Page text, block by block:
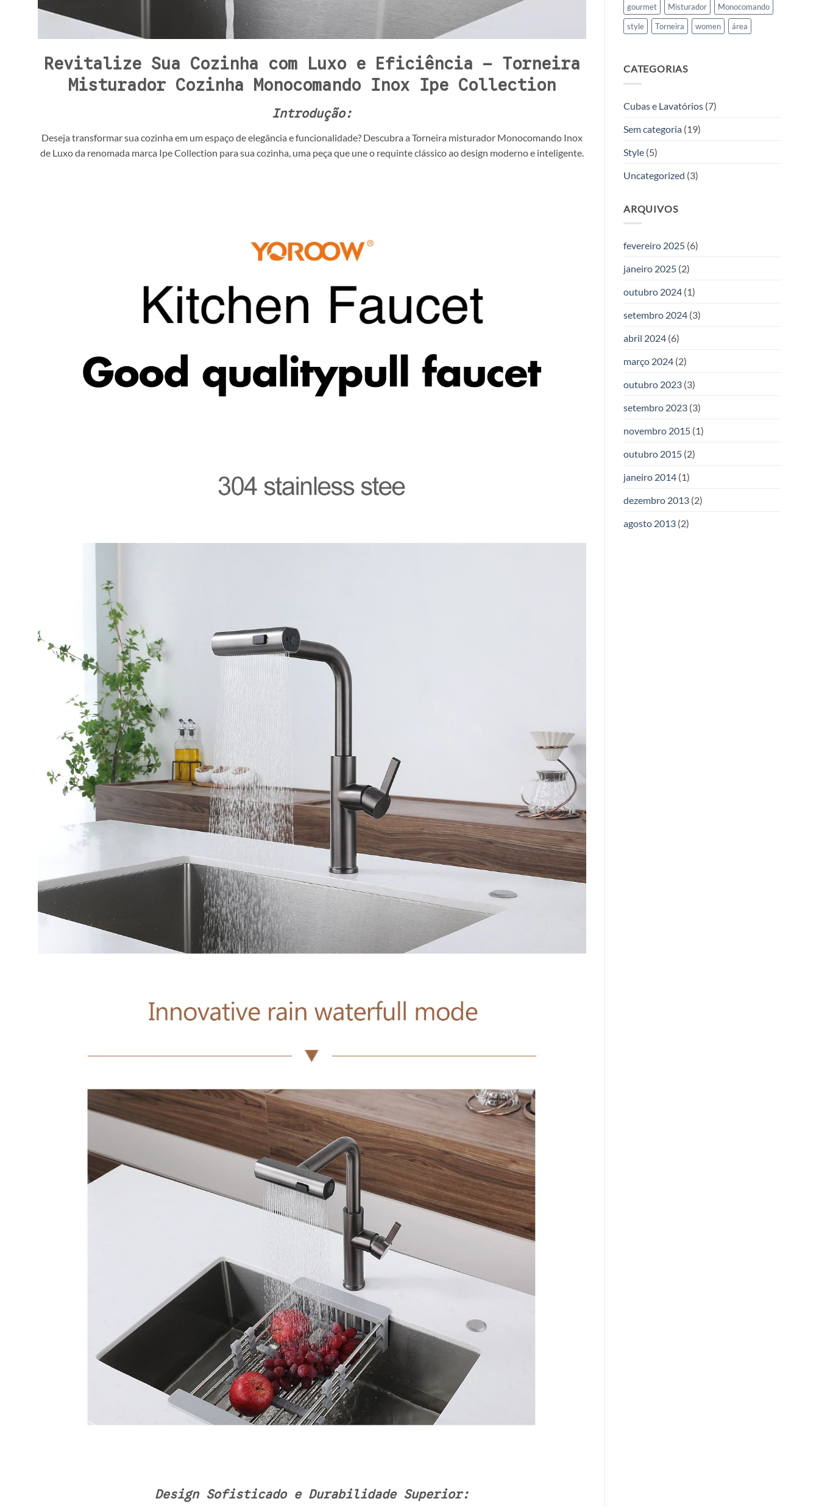
Revitalize Sua Cozinha com Luxo e Eficiência – Torneira
Misturador Cozinha Monocomando Inox Ipe Collection
Introdução:
Deseja transformar sua cozinha em um espaço de elegância e funcionalidade? Descubra a Torneira misturador Monocomando Inox
de Luxo da renomada marca Ipe Collection para sua cozinha, uma peça que une o requinte clássico ao design moderno e inteligente.
Design Sofisticado e Durabilidade Superior:
gourmet
Misturador
Monocomando
style
Torneira women área
CATEGORIAS
Cubas e Lavatórios (7)
Sem categoria (19)
Style (5)
Uncategorized (3)
ARQUIVOS
fevereiro 2025 (6)
janeiro 2025 (2)
outubro 2024 (1)
setembro 2024 (3)
abril 2024 (6)
março 2024 (2)
outubro 2023 (3)
setembro 2023 (3)
novembro 2015 (1)
outubro 2015 (2)
janeiro 2014 (1)
dezembro 2013 (2)
agosto 2013 (2)